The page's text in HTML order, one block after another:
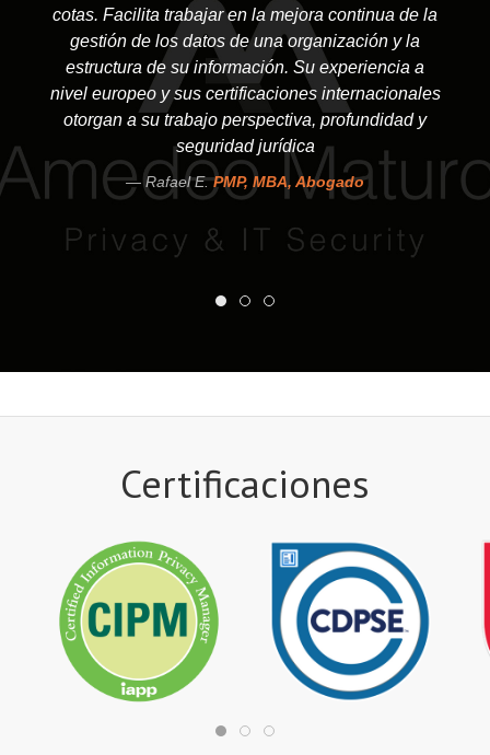
cotas. Facilita trabajar en la mejora continua de la
gestión de los datos de una organización y la
estructura de su información. Su experiencia a
nivel europeo y sus certificaciones internacionales
otorgan a su trabajo perspectiva, profundidad y
seguridad jurídica
Rafael E.PMP, MBA, Abogado
Certificaciones